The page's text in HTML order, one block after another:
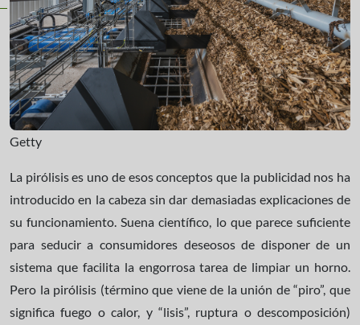
Getty
La pirólisis es uno de esos conceptos que la publicidad nos ha
introducido en la cabeza sin dar demasiadas explicaciones de
su funcionamiento. Suena científico, lo que parece suficiente
para seducir a consumidores deseosos de disponer de un
sistema que facilita la engorrosa tarea de limpiar un horno.
Pero la pirólisis (término que viene de la unión de “piro”, que
significa fuego o calor, y “lisis”, ruptura o descomposición)